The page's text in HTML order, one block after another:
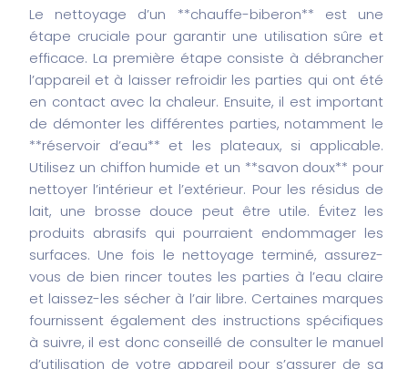
Le nettoyage d’un **chauffe-biberon** est une
étape cruciale pour garantir une utilisation sûre et
efficace. La première étape consiste à débrancher
l’appareil et à laisser refroidir les parties qui ont été
en contact avec la chaleur. Ensuite, il est important
de démonter les différentes parties, notamment le
**réservoir d’eau** et les plateaux, si applicable.
Utilisez un chiffon humide et un **savon doux** pour
nettoyer l’intérieur et l’extérieur. Pour les résidus de
lait, une brosse douce peut être utile. Évitez les
produits abrasifs qui pourraient endommager les
surfaces. Une fois le nettoyage terminé, assurez-
vous de bien rincer toutes les parties à l’eau claire
et laissez-les sécher à l’air libre. Certaines marques
fournissent également des instructions spécifiques
à suivre, il est donc conseillé de consulter le manuel
d’utilisation de votre appareil pour s’assurer de sa